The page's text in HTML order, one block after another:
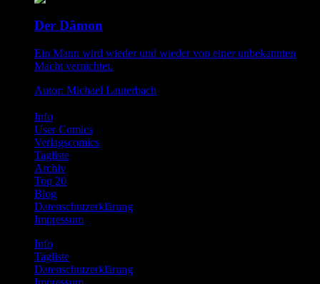
Der Dämon
Ein Mann wird wieder und wieder von einer unbekannten
Macht vernichtet.
Autor: Michael Lauterbach
Info
User Comics
Verlagscomics
Tagliste
Archiv
Top 20
Blog
Datenschutzerklärung
Impressum
Info
Tagliste
Datenschutzerklärung